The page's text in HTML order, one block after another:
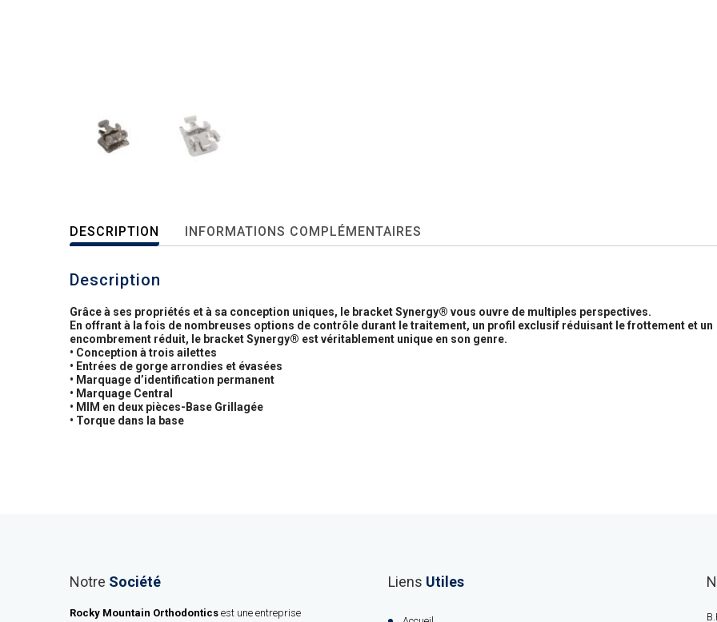
DESCRIPTION INFORMATIONS COMPLÉMENTAIRES
Description
Grâce à ses propriétés et à sa conception uniques, le bracket Synergy® vous ouvre de multiples perspectives.
En offrant à la fois de nombreuses options de contrôle durant le traitement, un profil exclusif réduisant le frottement et un
encombrement réduit, le bracket Synergy® est véritablement unique en son genre.
• Conception à trois ailettes
• Entrées de gorge arrondies et évasées
• Marquage d’identification permanent
• Marquage Central
• MIM en deux pièces-Base Grillagée
• Torque dans la base
Notre Société
Rocky Mountain Orthodontics est une entreprise
Liens Utiles